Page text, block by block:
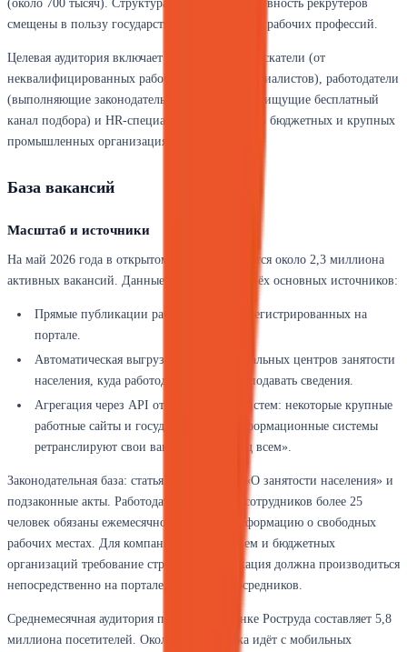
(около 700 тысяч). Структура аудитории и активность рекрутеров
смещены в пользу государственного сектора и рабочих профессий.
Целевая аудитория включает три сегмента: соискатели (от
неквалифицированных рабочих до узких специалистов), работодатели
(выполняющие законодательное требование и ищущие бесплатный
канал подбора) и HR-специалисты, особенно в бюджетных и крупных
промышленных организациях.
База вакансий
Масштаб и источники
На май 2026 года в открытом доступе находятся около 2,3 миллиона
активных вакансий. Данные поступают из трёх основных источников:
Прямые публикации работодателей, зарегистрированных на
портале.
Автоматическая выгрузка из 89 региональных центров занятости
населения, куда работодатели обязаны подавать сведения.
Агрегация через API от партнёрских систем: некоторые крупные
работные сайты и государственные информационные системы
ретранслируют свои вакансии на «Труд всем».
Законодательная база: статья 25 Закона РФ «О занятости населения» и
подзаконные акты. Работодатели с числом сотрудников более 25
человек обязаны ежемесячно размещать информацию о свободных
рабочих местах. Для компаний с госучастием и бюджетных
организаций требование строже — публикация должна производиться
непосредственно на портале, а не через посредников.
Среднемесячная аудитория портала по оценке Роструда составляет 5,8
миллиона посетителей. Около 70% трафика идёт с мобильных